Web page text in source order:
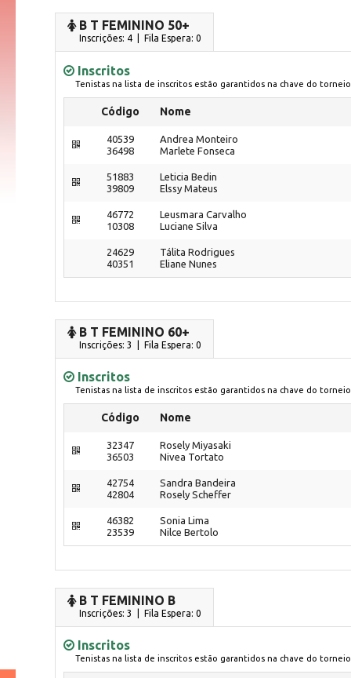
B T FEMININO 50+
Inscrições: 4 | Fila Espera: 0
Inscritos
Tenistas na lista de inscritos estão garantidos na chave do torneio
Código Nome
40539
36498
Andrea Monteiro
Marlete Fonseca
51883
39809
Leticia Bedin
Elssy Mateus
46772
10308
Leusmara Carvalho
Luciane Silva
24629
40351
Tálita Rodrigues
Eliane Nunes
B T FEMININO 60+
Inscrições: 3 | Fila Espera: 0
Inscritos
Tenistas na lista de inscritos estão garantidos na chave do torneio
Código Nome
32347
36503
Rosely Miyasaki
Nivea Tortato
42754
42804
Sandra Bandeira
Rosely Scheffer
46382
23539
Sonia Lima
Nilce Bertolo
B T FEMININO B
Inscrições: 3 | Fila Espera: 0
Inscritos
Tenistas na lista de inscritos estão garantidos na chave do torneio